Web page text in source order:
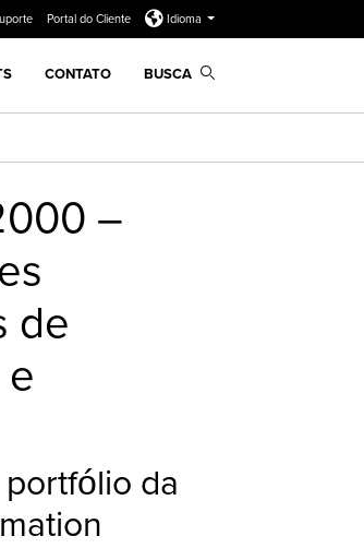
Portal do Cliente Idioma
CONTATO BUSCA
–
de
da